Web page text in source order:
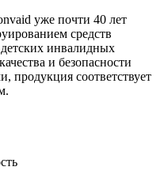
уже почти 40 лет
средств
инвалидных
и безопасности
продукция соответствует